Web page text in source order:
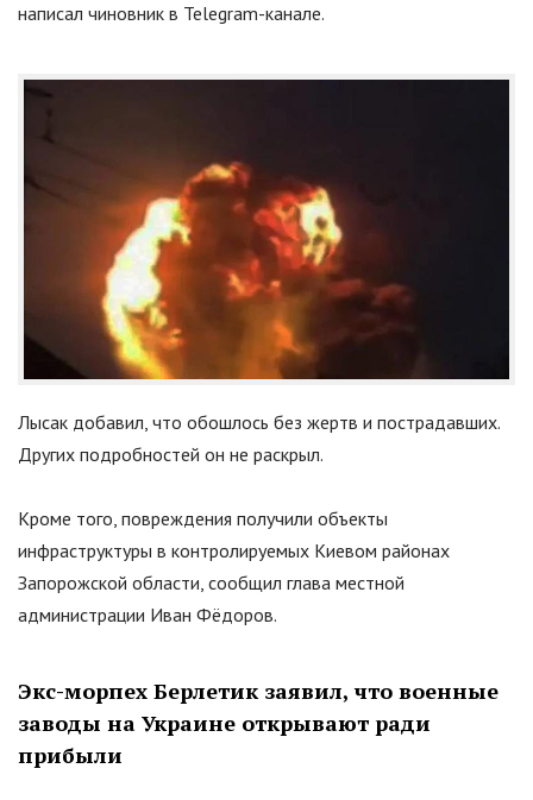
написал чиновник в Telegram-канале.
Лысак добавил, что обошлось без жертв и пострадавших.
Других подробностей он не раскрыл.
Кроме того, повреждения получили объекты
инфраструктуры в контролируемых Киевом районах
Запорожской области, сообщил глава местной
администрации Иван Фёдоров.
Экс-морпех Берлетик заявил, что военные
заводы на Украине открывают ради
прибыли